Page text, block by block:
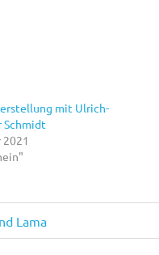
mit Ulrich-
Schmidt
2021
Lama